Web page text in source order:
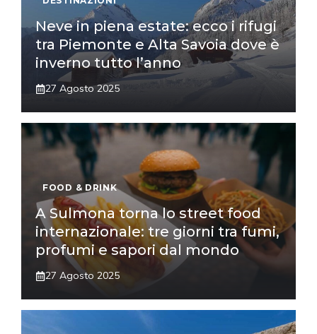
Neve in piena estate: ecco i rifugi
tra Piemonte e Alta Savoia dove è
inverno tutto l’anno
27 Agosto 2025
FOOD & DRINK
A Sulmona torna lo street food
internazionale: tre giorni tra fumi,
profumi e sapori dal mondo
27 Agosto 2025